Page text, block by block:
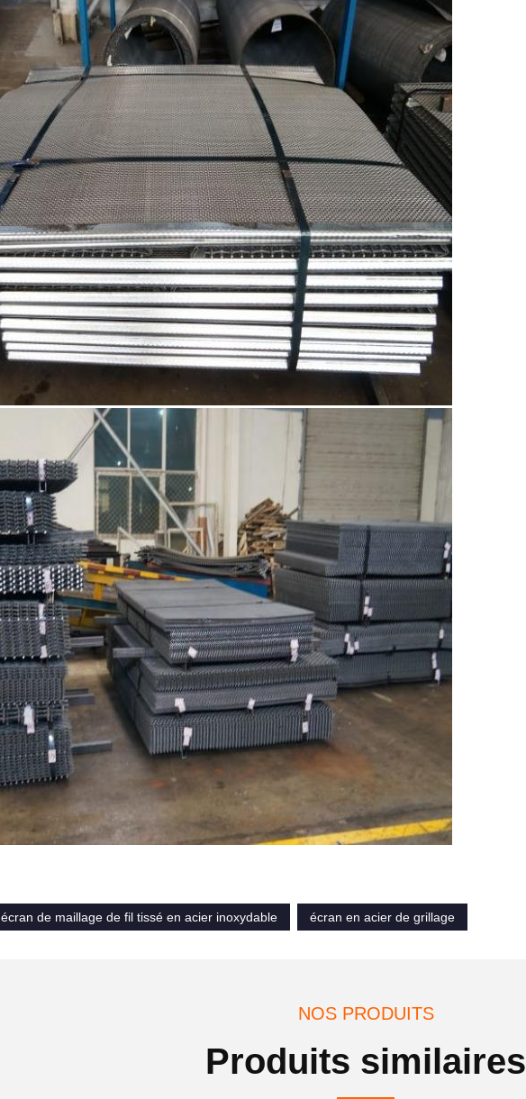
écran de maillage de fil tissé en acier inoxydable écran en acier de grillage
NOS PRODUITS
Produits similaires